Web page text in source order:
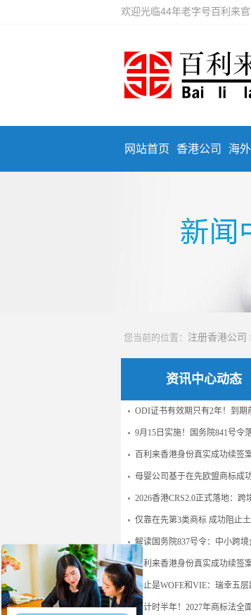
欢迎光临44年老字号百利来官
网站首页 香港公司 海
您当前的位置： 注册香港公司
资讯中心动态
ODI证书有效期只有2年！到期
9月15日实施！国务院841号令落
百利来香港身份真实成功续签
母婴公司基于在先欧盟商标成
2026香港CRS2.0正式落地：跨
仅靠在先第3类商标 成功阻止
解读国务院837号令：中小跨境
百利来香港身份真实成功续签
不止是WOFE和VIE：瑞幸五层
倒计时半年！2027年商标法全